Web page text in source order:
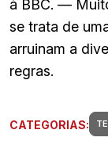
à BBC. —
se trata de
arruinam a
regras.
CATEGORIAS: